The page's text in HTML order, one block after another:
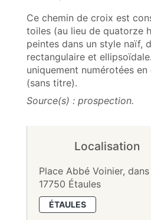
Ce chemin de croix est
toiles (au lieu de quatorze
peintes dans un style naïf,
rectangulaire et
uniquement numérotées
(sans titre).
Source(s) : prospection.
Localisation
Place Abbé Voinier,
17750 Étaules
ÉTAULES